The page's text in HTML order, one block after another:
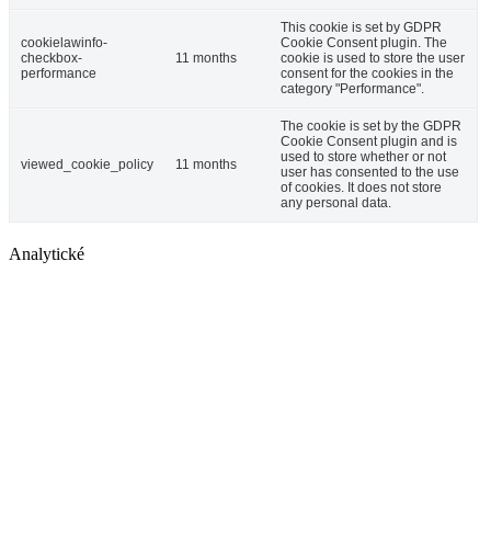
cookielawinfo-
checkbox-
performance
11 months
This cookie is set by GDPR
Cookie Consent plugin. The
cookie is used to store the user
consent for the cookies in the
category "Performance".
viewed_cookie_policy 11 months
The cookie is set by the GDPR
Cookie Consent plugin and is
used to store whether or not
user has consented to the use
of cookies. It does not store
any personal data.
Analytické